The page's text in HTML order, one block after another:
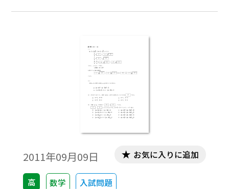
2011年09月09日
高 数学 入試問題
お気に入りに追加